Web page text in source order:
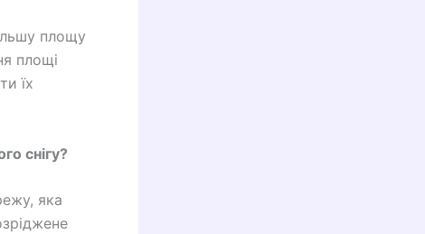
площу
площі
їх
снігу?
яка